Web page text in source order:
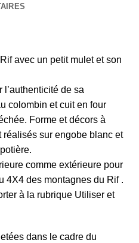
avec un petit mulet et son
de sa
colombin et cuit en four
Forme et décors à
réalisés sur engobe blanc et
comme extérieure pour
4X4 des montagnes du Rif .
à la rubrique Utiliser et
dans le cadre du